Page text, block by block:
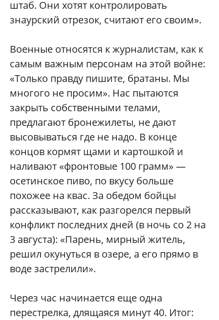
штаб. Они хотят контролировать
знаурский отрезок, считают его своим».
Военные относятся к журналистам, как к
самым важным персонам на этой войне:
«Только правду пишите, братаны. Мы
многого не просим». Нас пытаются
закрыть собственными телами,
предлагают бронежилеты, не дают
высовываться где не надо. В конце
концов кормят щами и картошкой и
наливают «фронтовые 100 грамм» —
осетинское пиво, по вкусу больше
похожее на квас. За обедом бойцы
рассказывают, как разгорелся первый
конфликт последних дней (в ночь со 2 на
3 августа): «Парень, мирный житель,
решил окунуться в озере, а его прямо в
воде застрелили».
Через час начинается еще одна
перестрелка, длящаяся минут 40. Итог: